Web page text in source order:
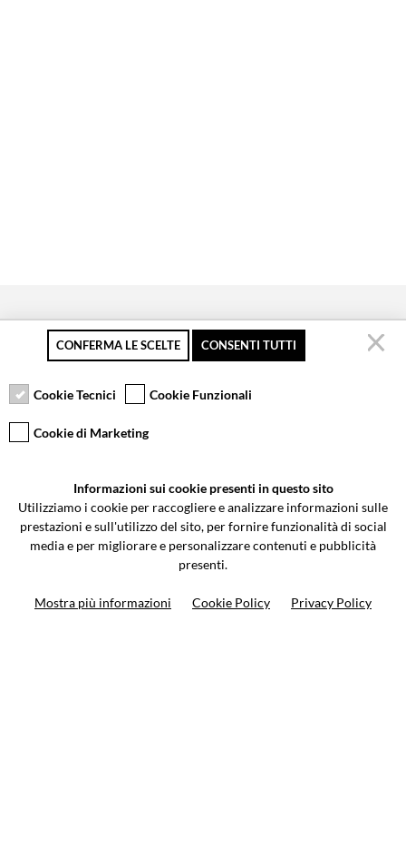
Pagamento sicuro
Resi gratuiti fino a 30
Servizio clienti
Via Galileo Galilei 5 | Verano Brianza (MB) 20843 | ITALY
0362-805407-info@valtermoto.com
CONFERMA LE SCELTE CONSENTI TUTTI
Cookie Tecnici Cookie Funzionali
Cookie di Marketing
Informazioni sui cookie presenti in questo sito
Utilizziamo i cookie per raccogliere e analizzare informazioni sulle
prestazioni e sull'utilizzo del sito, per fornire funzionalità di social
media e per migliorare e personalizzare contenuti e pubblicità
presenti.
Mostra più informazioni Cookie Policy Privacy Policy